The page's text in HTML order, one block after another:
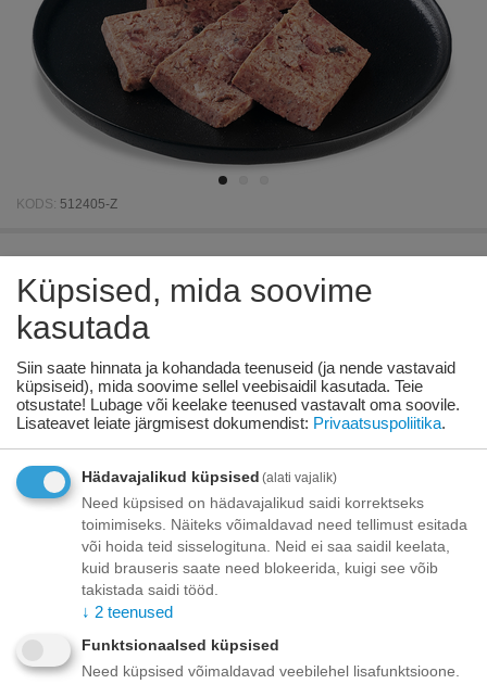
KODS: 512405-Z
400GR - KOERAKONSERV JÄRNE
SERETA TERAVILJATA
Saadavus: 204 tk. tarnija laos
€242
Toode on
saadaval:
09/08/2026
Minimaalne kogus tootele "BELCANDO BASELINE
LAMBIGA 400GR - KOERAKONSERV JÄRNE
SERETA TERAVILJATA"
Korvis
Küpsised, mida soovime
kasutada
Siin saate hinnata ja kohandada teenuseid (ja nende vastavaid
küpsiseid), mida soovime sellel veebisaidil kasutada. Teie
otsustate! Lubage või keelake teenused vastavalt oma soovile.
Lisateavet leiate järgmisest dokumendist: Privaatsuspoliitika.
Hädavajalikud küpsised (alati vajalik)
Need küpsised on hädavajalikud saidi korrektseks
toimimiseks. Näiteks võimaldavad need tellimust esitada
või hoida teid sisselogituna. Neid ei saa saidil keelata,
kuid brauseris saate need blokeerida, kuigi see võib
takistada saidi tööd.
↓ 2 teenused
Funktsionaalsed küpsised
Need küpsised võimaldavad veebilehel lisafunktsioone.